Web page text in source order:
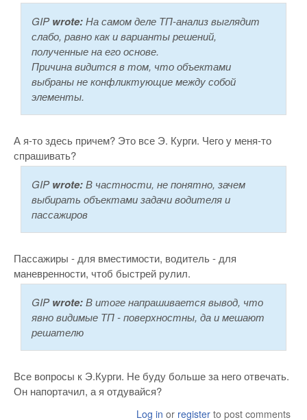
GIPwrote:На самом деле ТП-анализ выглядит
слабо, равно как и варианты решений,
полученные на его основе.
Причина видится в том, что объектами
выбраны не конфликтующие между собой
элементы.
А я-то здесь причем? Это все Э. Курги. Чего у меня-то
спрашивать?
GIPwrote:В частности, не понятно, зачем
выбирать объектами задачи водителя и
пассажиров
Пассажиры - для вместимости, водитель - для
маневренности, чтоб быстрей рулил.
GIPwrote:В итоге напрашивается вывод, что
явно видимые ТП - поверхностны, да и мешают
решателю
Все вопросы к Э.Курги. Не буду больше за него отвечать.
Он напортачил, а я отдувайся?
Log in or register to post comments